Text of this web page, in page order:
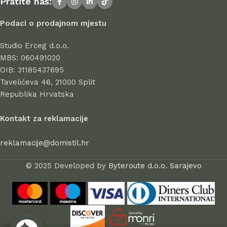
uspješno posluju, dokazujući svoju pouzdanost i
profesionalnost.
Svi proizvodi u ponudi odlikuju se visokom kvalitetom izrade,
atraktivnim dizajnom, dugim vijekom trajanja i sigurnošću pri
uporabi. Kod nas birate s povjerenjem – jer stil počinje u
domu.
Podaci o prodajnom mjestu
Studio Erceg d.o.o.
MBS: 060491020
OIB: 31185437695
Tavelićeva 46, 21000 Split
Republika Hrvatska
Kontakt za reklamacije
reklamacije@domistil.hr
© 2025 Developed by Byteroute d.o.o. Sarajevo